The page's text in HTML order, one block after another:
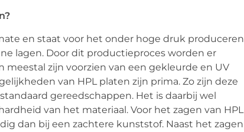
en staat voor het onder hoge druk produceren
lagen. Door dit productieproces worden er
zijn voorzien van een gekleurde en UV
van HPL platen zijn prima. Zo zijn deze
gereedschappen. Het is daarbij wel
van het materiaal. Voor het zagen van HPL
dan bij een zachtere kunststof. Naast het zagen